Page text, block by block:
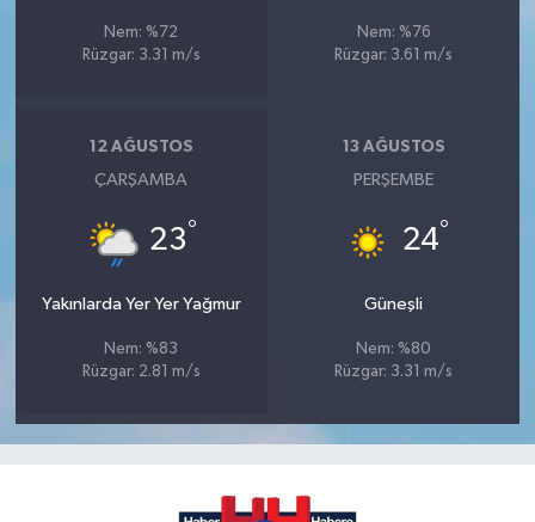
Nem: %72
Rüzgar: 3.31 m/s
Nem: %76
Rüzgar: 3.61 m/s
12 AĞUSTOS
ÇARŞAMBA
23°
Yakınlarda Yer Yer Yağmur
Nem: %83
Rüzgar: 2.81 m/s
13 AĞUSTOS
PERŞEMBE
24°
Güneşli
Nem: %80
Rüzgar: 3.31 m/s